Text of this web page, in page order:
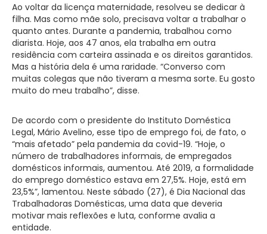
Ao voltar da licença maternidade, resolveu se dedicar à
filha. Mas como mãe solo, precisava voltar a trabalhar o
quanto antes. Durante a pandemia, trabalhou como
diarista. Hoje, aos 47 anos, ela trabalha em outra
residência com carteira assinada e os direitos garantidos.
Mas a história dela é uma raridade. “Converso com
muitas colegas que não tiveram a mesma sorte. Eu gosto
muito do meu trabalho”, disse.
De acordo com o presidente do Instituto Doméstica
Legal, Mário Avelino, esse tipo de emprego foi, de fato, o
“mais afetado” pela pandemia da covid-19. “Hoje, o
número de trabalhadores informais, de empregados
domésticos informais, aumentou. Até 2019, a formalidade
do emprego doméstico estava em 27,5%. Hoje, está em
23,5%”, lamentou. Neste sábado (27), é Dia Nacional das
Trabalhadoras Domésticas, uma data que deveria
motivar mais reflexões e luta, conforme avalia a
entidade.